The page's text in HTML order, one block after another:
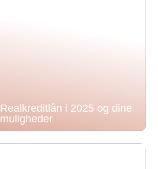
Realkreditlån i 2025 og dine
muligheder